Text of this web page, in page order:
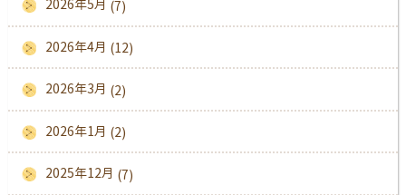
2026年5月 (7)
2026年4月 (12)
2026年3月 (2)
2026年1月 (2)
2025年12月 (7)